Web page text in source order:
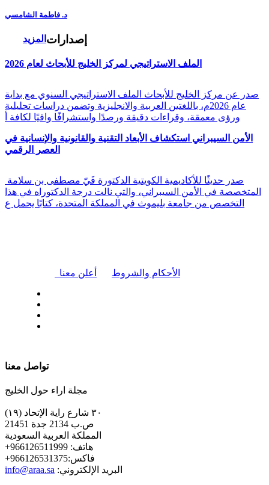
د. فاطمة الشامسي
المزيد إصدارات
الملف الاستراتيجي لمركز الخليج للأبحاث لعام 2026
صدر عن مركز الخليج للأبحاث الملف الاستراتيجي السنوي مع بداية
عام 2026م، باللغتين العربية والانجليزية وتضمن دراسات تحليلية
ورؤى معمقة، وقراءات دقيقة ورصدًا واستشرافًا وافيًا لكافة أ
الأمن السيبراني استكشاف الأبعاد التقنية والقانونية والإنسانية في
العصر الرقمي
المتخصصة في الأمن السيبراني، والتي نالت درجة الدكتوراه في هذا
التخصص من جامعة بليموث في المملكة المتحدة، كتابًا يحمل ع
أعلن معنا الأحكام والشروط
تواصل معنا
مجلة اراء حول الخليج
٣٠ شارع راية الإتحاد (١٩)
ص.ب 2134 جدة 21451
المملكة العربية السعودية
+هاتف: 966126511999
+فاكس:966126531375
info@araa.sa :البريد الإلكتروني